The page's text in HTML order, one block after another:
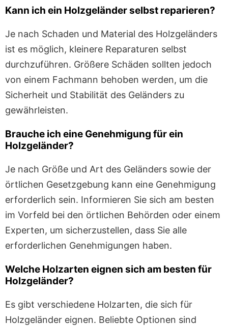
Kann ich ein Holzgeländer selbst reparieren?
Je nach Schaden und Material des Holzgeländers
ist es möglich, kleinere Reparaturen selbst
durchzuführen. Größere Schäden sollten jedoch
von einem Fachmann behoben werden, um die
Sicherheit und Stabilität des Geländers zu
gewährleisten.
Brauche ich eine Genehmigung für ein
Holzgeländer?
Je nach Größe und Art des Geländers sowie der
örtlichen Gesetzgebung kann eine Genehmigung
erforderlich sein. Informieren Sie sich am besten
im Vorfeld bei den örtlichen Behörden oder einem
Experten, um sicherzustellen, dass Sie alle
erforderlichen Genehmigungen haben.
Welche Holzarten eignen sich am besten für
Holzgeländer?
Es gibt verschiedene Holzarten, die sich für
Holzgeländer eignen. Beliebte Optionen sind